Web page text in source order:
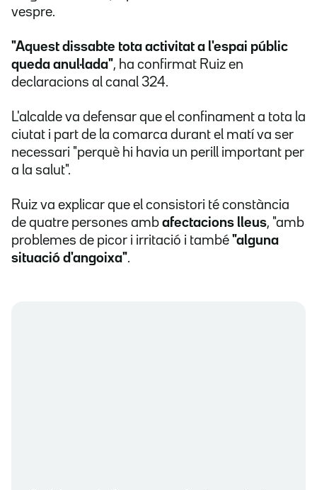
vespre.
"Aquest dissabte tota activitat a l'espai públic
queda anul·lada", ha confirmat Ruiz en
declaracions al canal 324.
L'alcalde va defensar que el confinament a tota la
ciutat i part de la comarca durant el matí va ser
necessari "perquè hi havia un perill important per
a la salut".
Ruiz va explicar que el consistori té constància
de quatre persones amb afectacions lleus, "amb
problemes de picor i irritació i també "alguna
situació d'angoixa".